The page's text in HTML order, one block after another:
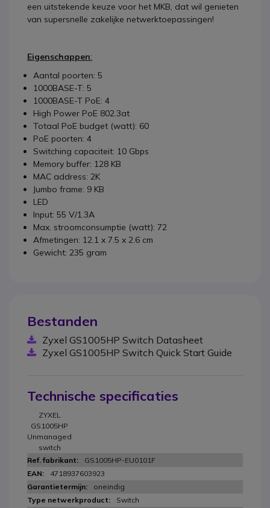
een uitstekende keuze voor het MKB, dat wil genieten
van supersnelle zakelijke netwerktoepassingen!
Eigenschappen:
Aantal poorten: 5
1000BASE-T: 5
1000BASE-T PoE: 4
High Power PoE 802.3at
Totaal PoE budget (watt): 60
PoE poorten: 4
Switching capaciteit: 10 Gbps
Memory buffer: 128 KB
MAC address: 2K
Jumbo frame: 9 KB
LED
Input: 55 V/1.3A
Max. stroomconsumptie (watt): 72
Afmetingen: 12.1 x 7.5 x 2.6 cm
Gewicht: 235 gram
Bestanden
Zyxel GS1005HP Switch Datasheet
Zyxel GS1005HP Switch Quick Start Guide
Technische specificaties
ZYXEL
GS1005HP
Unmanaged
switch
GS1005HP-EU0101F
4718937603923
oneindig
Switch